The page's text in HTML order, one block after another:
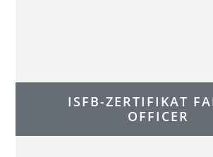
ISFB-ZERTIFIKAT
OFFICER